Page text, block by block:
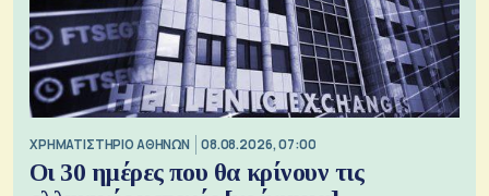
XΡΗΜΑΤΙΣΤΗΡΙΟ ΑΘΗΝΩΝ 08.08.2026, 07:00
Οι 30 ημέρες που θα κρίνουν τις